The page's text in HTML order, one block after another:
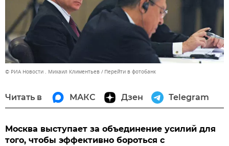
© РИА Новости . Михаил Климентьев Перейти в фотобанк
Читать в МАКС Дзен Telegram
Москва выступает за объединение усилий для
того, чтобы эффективно бороться с